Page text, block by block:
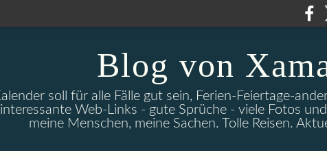
Blog von
soll für alle Fälle gut sein, Ferien-Feiertage-
interessante Web-Links - gute Sprüche - viele Fotos
meine Menschen, meine Sachen. Tolle Reisen.